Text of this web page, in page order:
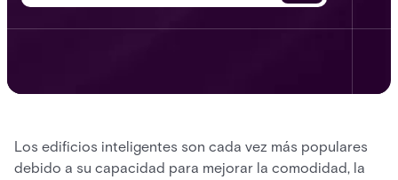
Los edificios inteligentes son cada vez más populares
debido a su capacidad para mejorar la comodidad, la